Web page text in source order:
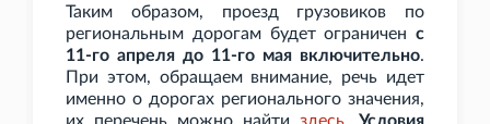
Таким образом, проезд грузовиков по
региональным дорогам будет ограничен с
11-го апреля до 11-го мая включительно.
При этом, обращаем внимание, речь идет
именно о дорогах регионального значения,